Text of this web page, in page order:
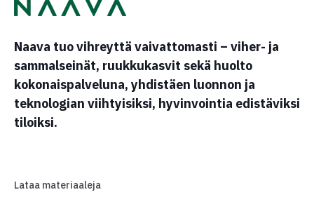
Naava tuo vihreyttä vaivattomasti – viher- ja
sammalseinät, ruukkukasvit sekä huolto
kokonaispalveluna, yhdistäen luonnon ja
teknologian viihtyisiksi, hyvinvointia edistäviksi
tiloiksi.
Lataa materiaaleja